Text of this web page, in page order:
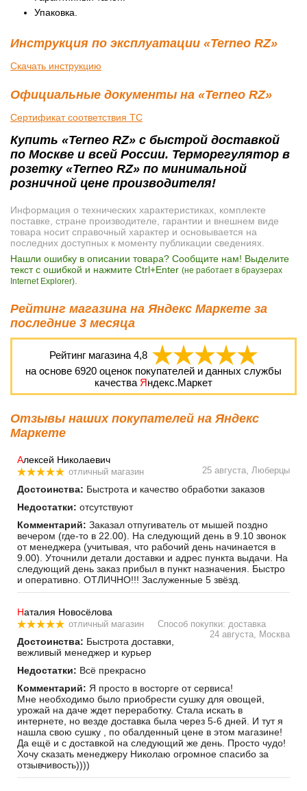
Упаковка.
Инструкция по эксплуатации «Terneo RZ»
Скачать инструкцию
Официальные документы на «Terneo RZ»
Сертификат соответствия ТС
Купить «Terneo RZ» с быстрой доставкой
по Москве и всей России. Терморегулятор в
розетку «Terneo RZ» по минимальной
розничной цене производителя!
Информация о технических характеристиках, комплекте
поставке, стране производителе, гарантии и внешнем виде
товара носит справочный характер и основывается на
последних доступных к моменту публикации сведениях.
Нашли ошибку в описании товара? Сообщите нам! Выделите
текст с ошибкой и нажмите Ctrl+Enter (не работает в браузерах
Internet Explorer)
Рейтинг магазина на Яндекс Маркете за
последние 3 месяца
Рейтинг магазина 4,8
на основе 6920 оценок покупателей и данных службы
качества Яндекс.Маркет
Отзывы наших покупателей на Яндекс
Маркете
Алексей Николаевич
отличный магазин 25 августа, Люберцы
Достоинства: Быстрота и качество обработки заказов
Недостатки: отсутствуют
Комментарий: Заказал отпугиватель от мышей поздно
вечером (где-то в 22.00). На следующий день в 9.10 звонок
от менеджера (учитывая, что рабочий день начинается в
9.00). Уточнили детали доставки и адрес пункта выдачи. На
следующий день заказ прибыл в пункт назначения. Быстро
и оперативно. ОТЛИЧНО!!! Заслуженные 5 звёзд.
Наталия Новосёлова
отличный магазин
Способ покупки: доставка
24 августа, Москва
Достоинства: Быстрота доставки,
вежливый менеджер и курьер
Недостатки: Всё прекрасно
Комментарий: Я просто в восторге от сервиса!
Мне необходимо было приобрести сушку для овощей,
урожай на даче ждет переработку. Стала искать в
интернете, но везде доставка была через 5-6 дней. И тут я
нашла свою сушку , по обалденный цене в этом магазине!
Да ещё и с доставкой на следующий же день. Просто чудо!
Хочу сказать менеджеру Николаю огромное спасибо за
отзывчивость))))